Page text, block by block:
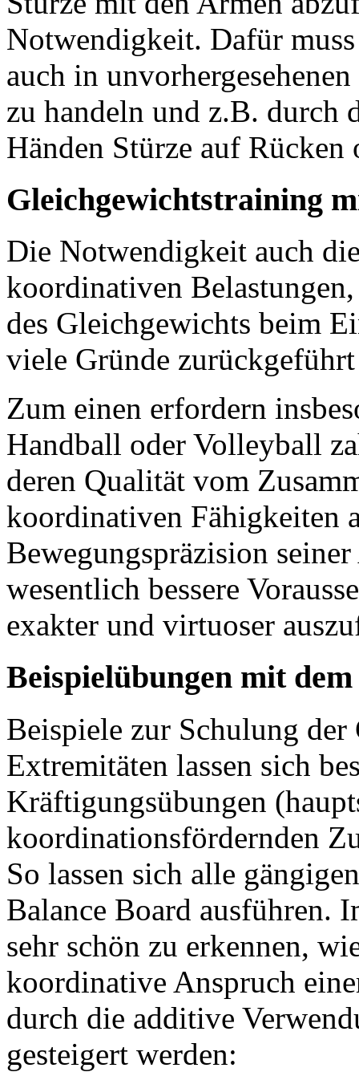
Notwendigkeit. Dafür
auch in
zu handeln und z.B. durch
Händen Stürze auf
Gleichgewichtstraining
Die Notwendigkeit auch
koordinativen
des Gleichgewichts beim
viele Gründe
Zum einen erfordern
Handball oder Volleyball
deren Qualität vom
koordinativen Fähigkeiten
Bewegungspräzision
wesentlich bessere
exakter und virtuoser
Beispielübungen mit
Beispiele zur Schulung
Extremitäten lassen sich
Kräftigungsübungen
koordinationsfördernden
So lassen sich alle
Balance Board ausführen.
sehr schön zu erkennen,
koordinative Anspruch
durch die additive
gesteigert werden: